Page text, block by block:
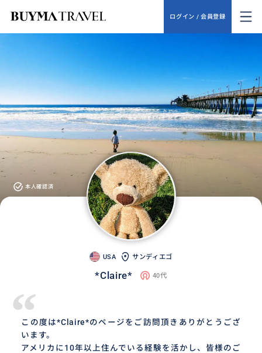
ログイン / 会員登録
本人確認済
USA サンディエゴ
*Claire* 40代
“
この度は*Claire*のページをご訪問頂きありがとうござ
います。
アメリカに10年以上住んでいる経験を活かし、皆様のご